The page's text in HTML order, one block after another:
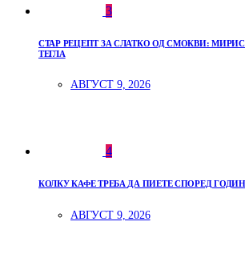
3
СТАР РЕЦЕПТ ЗА СЛАТКО ОД СМОКВИ:
ТЕГЛА
АВГУСТ 9, 2026
4
КОЛКУ КАФЕ ТРЕБА ДА ПИЕТЕ СПОРЕД
АВГУСТ 9, 2026